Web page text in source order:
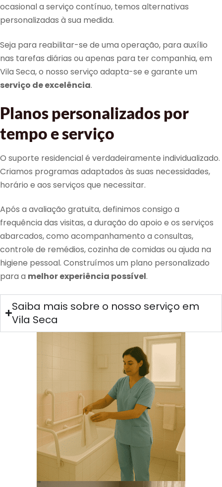
ocasional a serviço contínuo, temos alternativas
personalizadas à sua medida.
Seja para reabilitar-se de uma operação, para auxílio
nas tarefas diárias ou apenas para ter companhia, em
Vila Seca, o nosso serviço adapta-se e garante um
serviço de excelência.
Planos personalizados por
tempo e serviço
O suporte residencial é verdadeiramente individualizado.
Criamos programas adaptados às suas necessidades,
horário e aos serviços que necessitar.
Após a avaliação gratuita, definimos consigo a
frequência das visitas, a duração do apoio e os serviços
abarcados, como acompanhamento a consultas,
controle de remédios, cozinha de comidas ou ajuda na
higiene pessoal. Construímos um plano personalizado
para a melhor experiência possível.
Saiba mais sobre o nosso serviço em
Vila Seca